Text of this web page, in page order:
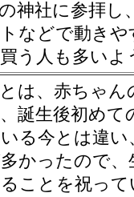
神社に参拝し
などで動き
う人も多いよ
は、赤ちゃ
誕生後初め
る今とは違
かったので、
ことを祝っ